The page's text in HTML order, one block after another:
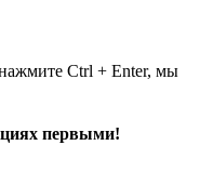
Ctrl + Enter, мы
первыми!